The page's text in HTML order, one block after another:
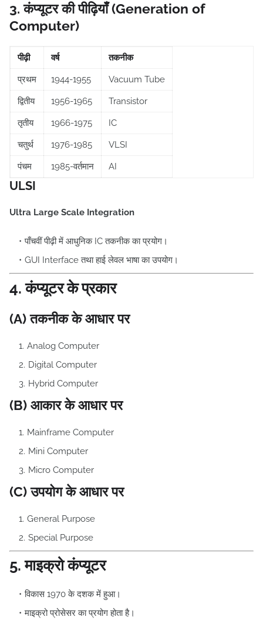
3. कंप्यूटर की पीढ़ियाँ (Generation of
Computer)
पीढ़ी वर्ष तकनीक
प्रथम 1944-1955 Vacuum Tube
द्वितीय 1956-1965 Transistor
तृतीय 1966-1975 IC
चतुर्थ 1976-1985 VLSI
पंचम 1985-वर्तमान AI
ULSI
Ultra Large Scale Integration
पाँचवीं पीढ़ी में आधुनिक IC तकनीक का प्रयोग।
GUI Interface तथा हाई लेवल भाषा का उपयोग।
4. कंप्यूटर के प्रकार
(A) तकनीक के आधार पर
Analog Computer
Digital Computer
Hybrid Computer
(B) आकार के आधार पर
Mainframe Computer
Mini Computer
Micro Computer
(C) उपयोग के आधार पर
General Purpose
Special Purpose
5. माइक्रो कंप्यूटर
विकास 1970 के दशक में हुआ।
माइक्रो प्रोसेसर का प्रयोग होता है।